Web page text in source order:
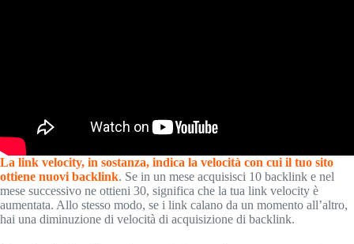
La link velocity, in sostanza, indica la velocità con cui il tuo sito
ottiene nuovi backlink. Se in un mese acquisisci 10 backlink e nel
mese successivo ne ottieni 30, significa che la tua link velocity è
aumentata. Allo stesso modo, se i link calano da un momento all’altro,
hai una diminuzione di velocità di acquisizione di backlink.